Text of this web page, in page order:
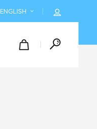
ENGLISH